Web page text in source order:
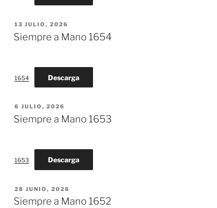
PUBLICADO
EL
13 JULIO, 2026
Siempre a Mano 1654
1654 Descarga
PUBLICADO
EL
6 JULIO, 2026
Siempre a Mano 1653
1653 Descarga
PUBLICADO
EL
28 JUNIO, 2026
Siempre a Mano 1652